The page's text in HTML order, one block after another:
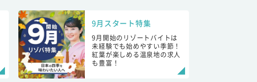
9月スタート特集
9月開始のリゾートバイトは
未経験でも始めやすい季節！
紅葉が楽しめる温泉地の求人
も豊富！